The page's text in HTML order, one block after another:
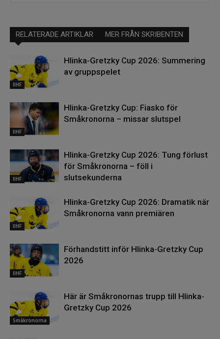
RELATERADE ARTIKLAR MER FRÅN SKRIBENTEN
IIHF
Hlinka-Gretzky Cup 2026: Summering
av gruppspelet
IIHF
Hlinka-Gretzky Cup: Fiasko för
Småkronorna – missar slutspel
IIHF
Hlinka-Gretzky Cup 2026: Tung förlust
för Småkronorna – föll i
slutsekunderna
IIHF
Hlinka-Gretzky Cup 2026: Dramatik när
Småkronorna vann premiären
IIHF
Förhandstitt inför Hlinka-Gretzky Cup
2026
Småkronorna
Här är Småkronornas trupp till Hlinka-
Gretzky Cup 2026